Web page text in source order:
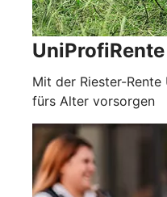
Mit der Riester-
fürs Alter vorsorgen